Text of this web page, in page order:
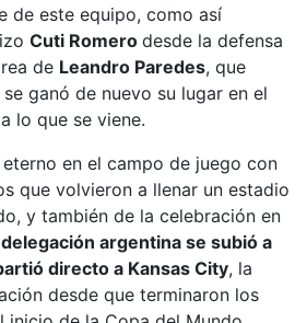
de este equipo, como así
Cuti Romero desde la defensa
de Leandro Paredes, que
ganó de nuevo su lugar en el
lo que se viene.
en el campo de juego con
que volvieron a llenar un estadio
y también de la celebración en
argentina se subió a
directo a Kansas City, la
desde que terminaron los